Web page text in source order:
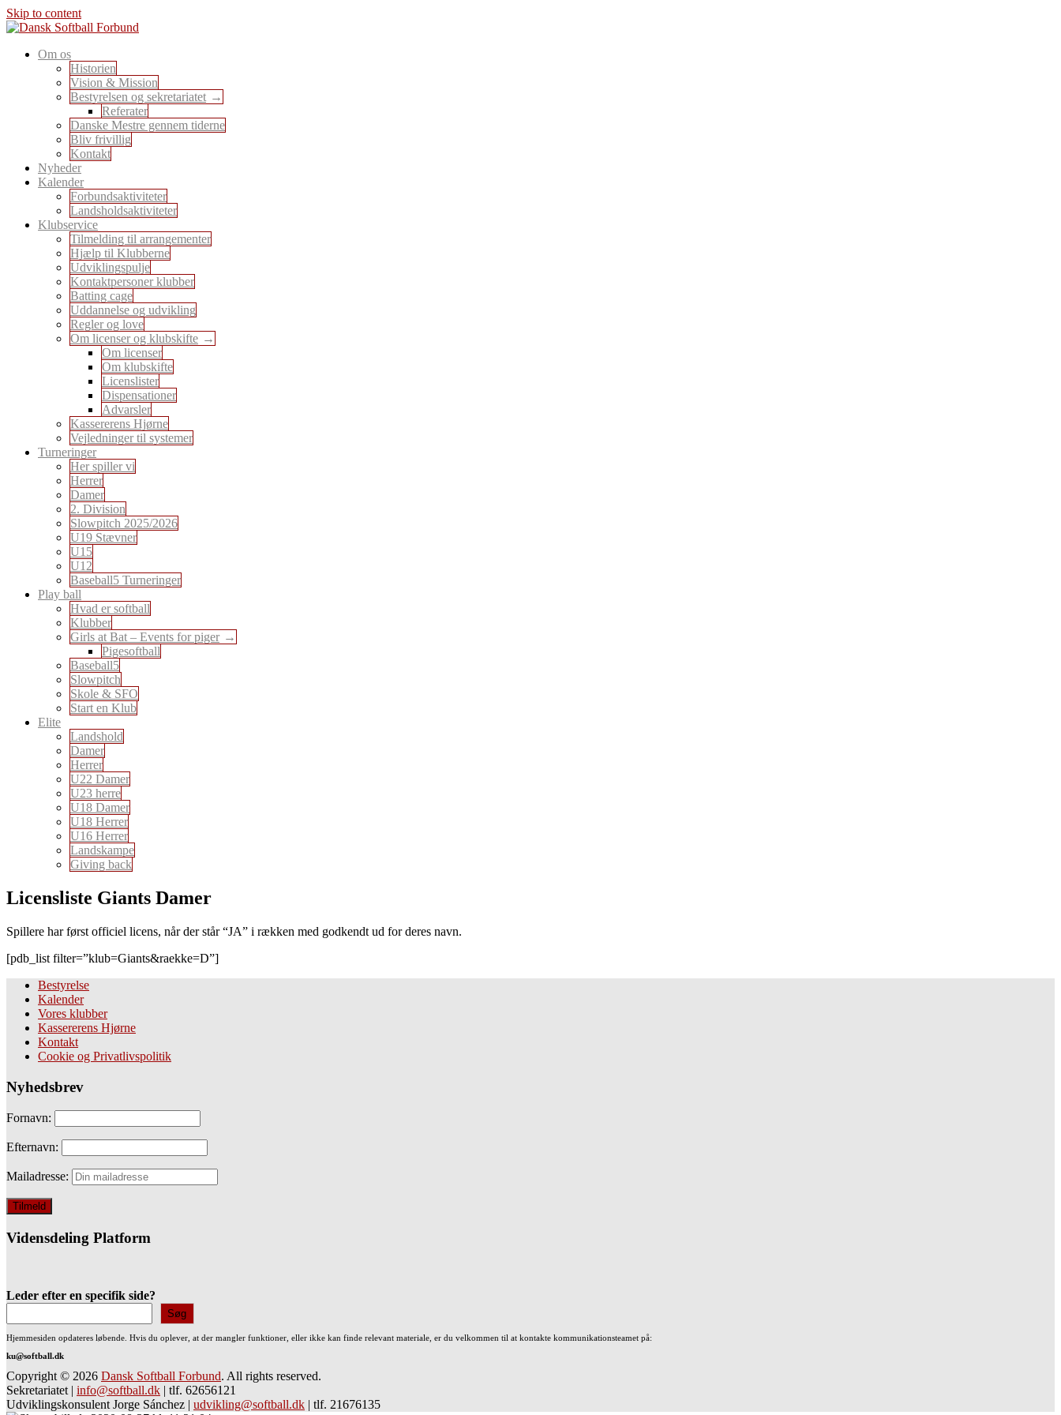
Skip to content
Dansk Softball Forbund
En sport for alle
Om os
Historien
Vision & Mission
Bestyrelsen og sekretariatet
Referater
Danske Mestre gennem tiderne
Bliv frivillig
Kontakt
Nyheder
Kalender
Forbundsaktiviteter
Landsholdsaktiviteter
Klubservice
Tilmelding til arrangementer
Hjælp til Klubberne
Udviklingspulje
Kontaktpersoner klubber
Batting cage
Uddannelse og udvikling
Regler og love
Om licenser og klubskifte
Om licenser
Om klubskifte
Licenslister
Dispensationer
Advarsler
Kassererens Hjørne
Vejledninger til systemer
Turneringer
Her spiller vi
Herrer
Damer
2. Division
Slowpitch 2025/2026
U19 Stævner
U15
U12
Baseball5 Turneringer
Play ball
Hvad er softball
Klubber
Girls at Bat – Events for piger
Pigesoftball
Baseball5
Slowpitch
Skole & SFO
Start en Klub
Elite
Landshold
Damer
Herrer
U22 Damer
U23 herre
U18 Damer
U18 Herrer
U16 Herrer
Landskampe
Giving back
Licensliste Giants Damer
Spillere har først officiel licens, når der står “JA” i rækken med godkendt ud for deres navn.
[pdb_list filter=”klub=Giants&raekke=D”]
Bestyrelse
Kalender
Vores klubber
Kassererens Hjørne
Kontakt
Cookie og Privatlivspolitik
Nyhedsbrev
Fornavn:
Efternavn:
Mailadresse:
Vidensdeling Platform
Leder efter en specifik side?
Søg
Hjemmesiden opdateres løbende. Hvis du oplever, at der mangler funktioner, eller ikke kan finde relevant materiale, er du velkommen til at kontakte kommunikationsteamet på:
ku@softball.dk
Copyright © 2026 Dansk Softball Forbund. All rights reserved.
Sekretariatet | info@softball.dk | tlf. 62656121
Udviklingskonsulent Jorge Sánchez | udvikling@softball.dk | tlf. 21676135